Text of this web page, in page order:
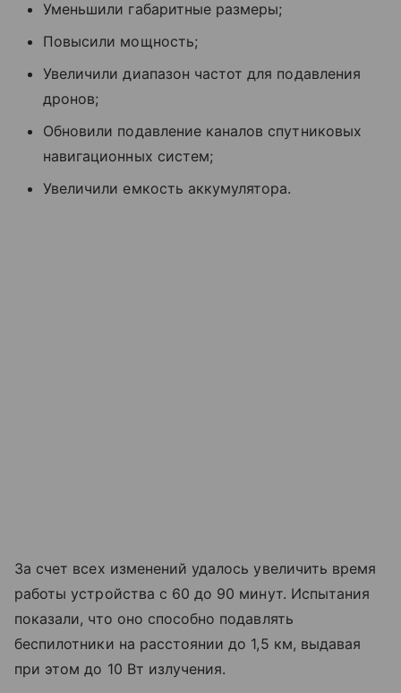
Уменьшили габаритные размеры;
Повысили мощность;
Увеличили диапазон частот для подавления
дронов;
Обновили подавление каналов спутниковых
навигационных систем;
Увеличили емкость аккумулятора.
За счет всех изменений удалось увеличить время
работы устройства с 60 до 90 минут. Испытания
показали, что оно способно подавлять
беспилотники на расстоянии до 1,5 км, выдавая
при этом до 10 Вт излучения.